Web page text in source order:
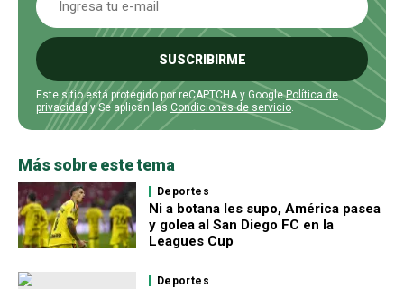
SUSCRIBIRME
Este sitio está protegido por reCAPTCHA y GooglePolítica de
privacidady Se aplican las Condiciones de servicio.
Más sobre este tema
Deportes
Ni a botana les supo, América pasea
y golea al San Diego FC en la
Leagues Cup
Deportes